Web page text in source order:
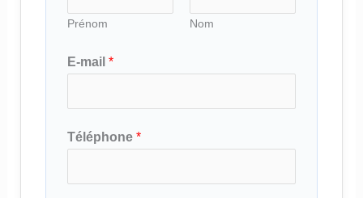
Prénom Nom
E-mail *
Téléphone *